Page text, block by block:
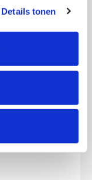
wijzigen of
de pagina. De
“details”.
Details tonen
Streefbedrag